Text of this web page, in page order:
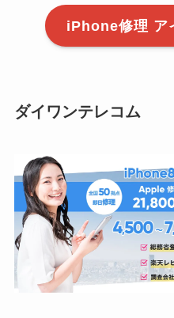
iPhone修理 ア
ダイワンテレコム